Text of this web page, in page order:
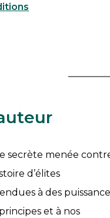
secrète menée
d’élites
à des
et à nos